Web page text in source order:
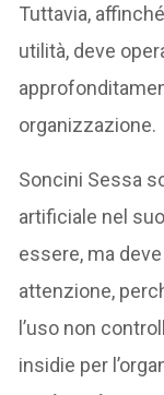
Tuttavia,
utilità, deve
organizzazione.
Soncini Sessa
artificiale nel
essere, ma
attenzione,
l’uso non
insidie per